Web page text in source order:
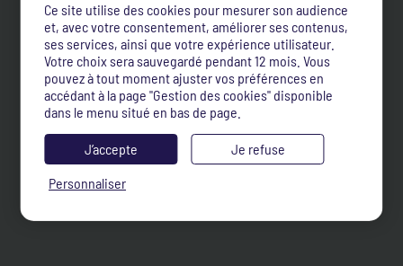
Ce site utilise des cookies pour mesurer son audience
et, avec votre consentement, améliorer ses contenus,
ses services, ainsi que votre expérience utilisateur.
Votre choix sera sauvegardé pendant 12 mois. Vous
pouvez à tout moment ajuster vos préférences en
accédant à la page "Gestion des cookies" disponible
dans le menu situé en bas de page.
J’accepte
Je refuse
Personnaliser